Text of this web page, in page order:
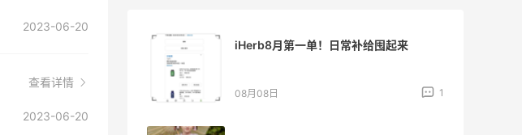
2023-06-20
查看详情
2023-06-20
iHerb8月第一单！日常补给囤起来
08月08日 1